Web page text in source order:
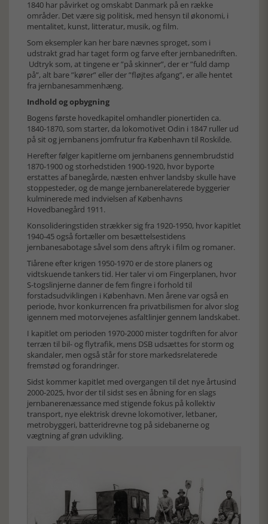
1840 har påvirket og omskabt Danmark på en række
områder. Det være sig politisk, med hensyn til økonomi, i
mentalitet, kunst, litteratur, musik, og film.
Som eksempler kan her bare nævnes sproget, som i
udstrakt grad har taget form og farve efter jernbanedriften.
Udtryk som, at tingene er ”på skinner”, der er ”fuld damp
på”, alt bare ”kører” eller der ”fløjtes afgang”, er alle hentet
fra jernbanesammenhæng.
Indhold og opbygning
Bogens første hovedkapitel omhandler pionertiden ca.
1840-1870, som starter, da lokomotivet Odin i 1847 ruller ud
på sit og jernbanens jomfrutur fra København til Roskilde.
Herefter følger kapitlerne om jernbanens gennembrudstid
1870-1900 og storhedstiden 1900-1920, hvor byporte
erstattes af banegårde, næsten enhver landsby skulle have
stoppesteder, og de mange jernbanerelaterede byggerier
kulminerede med indvielsen af Københavns
Hovedbanegård 1911.
Konsolideringstiden strækker sig fra 1920-1950, hvor kapitlet
1940-45 også fortæller om besættelsestidens
jernbanesabotage såvel som dens aftryk i film og romaner.
Tiårene efter krigen 1950-1970 er de store planers og
vidtskuende tankers tid. Her taler vi om Fingerplanen, hvor
S-togslinjerne danner de fem fingre i forhold til
forstadsudviklingen i København. Men årene var også en
periode, hvor konkurrencen fra privatbilismen for alvor slog
igennem med motorvejenes asfaltlinjer gennem landskabet.
I kapitlet om perioden 1970-2000 mister togdriften for alvor
terræn til bil- og flytrafik, mens DSB udsættes for storm og
skandaler, men også står for store markedsrelaterede
fremstød og forandringer.
Sidst kommer kapitlet med overgangen til det nye årtusind
2000-2025, hvor der til sidst ses en åbning for en slags
jernbanerenæssance med stigende fokus på kollektiv
transport, nye elektrisk drevne lokomotiver, letbaner,
metrobyggeri, batteridrevne tog på sidebanerne og
vægtning af grøn udvikling.